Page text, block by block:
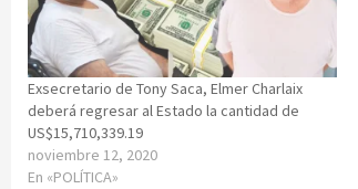
Exsecretario de Tony Saca, Elmer Charlaix
deberá regresar al Estado la cantidad de
US$15,710,339.19
noviembre 12, 2020
En «POLÍTICA»